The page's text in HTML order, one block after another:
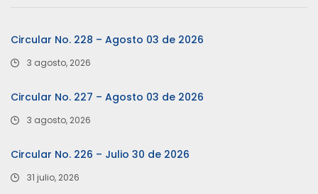
Circular No. 228 – Agosto 03 de 2026
3 agosto, 2026
Circular No. 227 – Agosto 03 de 2026
3 agosto, 2026
Circular No. 226 – Julio 30 de 2026
31 julio, 2026